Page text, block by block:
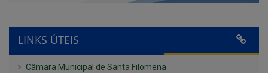
LINKS ÚTEIS
Câmara Municipal de Santa Filomena